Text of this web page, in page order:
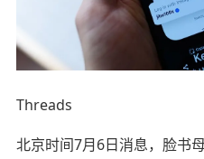
Threads
北京时间7月6日消息，脸书